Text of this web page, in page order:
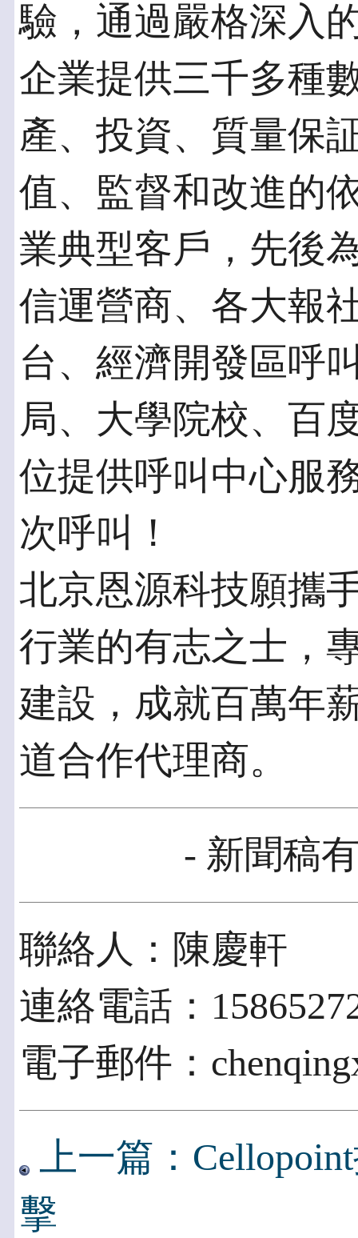
驗，通過嚴格深入
企業提供三千多種
產、投資、質量保
值、監督和改進的
業典型客戶，先後
信運營商、各大報
台、經濟開發區呼
局、大學院校、百
位提供呼叫中心服
次呼叫！
北京恩源科技願攜
行業的有志之士，
建設，成就百萬年
道合作代理商。
- 新聞稿
聯絡人：陳慶軒
連絡電話：
電子郵件：
上一篇：
擊